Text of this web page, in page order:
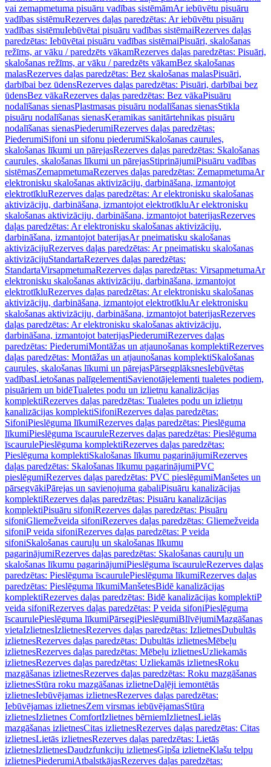
vai zemapmetuma pisuāru vadības sistēmāmAr iebūvētu pisuāru
vadības sistēmuRezerves daļas paredzētas: Ar iebūvētu pisuāru
vadības sistēmuIebūvētai pisuāru vadības sistēmaiRezerves daļas
paredzētas: Iebūvētai pisuāru vadības sistēmaiPisuāri, skalošanas
režīms, ar vāku / paredzēts vākamRezerves daļas paredzētas: Pisuāri,
skalošanas režīms, ar vāku / paredzēts vākamBez skalošanas
malasRezerves daļas paredzētas: Bez skalošanas malasPisuāri,
darbībai bez ūdensRezerves daļas paredzētas: Pisuāri, darbībai bez
ūdensBez vākaRezerves daļas paredzētas: Bez vākaPisuāru
nodalīšanas sienasPlastmasas pisuāru nodalīšanas sienasStikla
pisuāru nodalīšanas sienasKeramikas sanitārtehnikas pisuāru
nodalīšanas sienasPiederumiRezerves daļas paredzētas:
PiederumiSifoni un sifonu piederumiSkalošanas caurules,
skalošanas līkumi un pārejasRezerves daļas paredzētas: Skalošanas
caurules, skalošanas līkumi un pārejasStiprinājumiPisuāru vadības
sistēmasZemapmetumaRezerves daļas paredzētas: ZemapmetumaAr
elektronisku skalošanas aktivizāciju, darbināšana, izmantojot
elektrotīkluRezerves daļas paredzētas: Ar elektronisku skalošanas
aktivizāciju, darbināšana, izmantojot elektrotīkluAr elektronisku
skalošanas aktivizāciju, darbināšana, izmantojot baterijasRezerves
daļas paredzētas: Ar elektronisku skalošanas aktivizāciju,
darbināšana, izmantojot baterijasAr pneimatisku skalošanas
aktivizācijuRezerves daļas paredzētas: Ar pneimatisku skalošanas
aktivizācijuStandartaRezerves daļas paredzētas:
StandartaVirsapmetumaRezerves daļas paredzētas: VirsapmetumaAr
elektronisku skalošanas aktivizāciju, darbināšana, izmantojot
elektrotīkluRezerves daļas paredzētas: Ar elektronisku skalošanas
aktivizāciju, darbināšana, izmantojot elektrotīkluAr elektronisku
skalošanas aktivizāciju, darbināšana, izmantojot baterijasRezerves
daļas paredzētas: Ar elektronisku skalošanas aktivizāciju,
darbināšana, izmantojot baterijasPiederumiRezerves daļas
paredzētas: PiederumiMontāžas un atjaunošanas komplektiRezerves
daļas paredzētas: Montāžas un atjaunošanas komplektiSkalošanas
caurules, skalošanas līkumi un pārejasPārsegplāksnesIebūvētas
vadībasLietošanas palīgelementiSavienotājelementi tualetes podiem,
pisuāriem un bidēTualetes podu un izlietņu kanalizācijas
komplektiRezerves daļas paredzētas: Tualetes podu un izlietņu
kanalizācijas komplektiSifoniRezerves daļas paredzētas:
SifoniPieslēguma līkumiRezerves daļas paredzētas: Pieslēguma
līkumiPieslēguma īscauruleRezerves daļas paredzētas: Pieslēguma
īscaurulePieslēguma komplektiRezerves daļas paredzētas:
Pieslēguma komplektiSkalošanas līkumu pagarinājumiRezerves
daļas paredzētas: Skalošanas līkumu pagarinājumiPVC
pieslēgumiRezerves daļas paredzētas: PVC pieslēgumiManšetes un
pārsegvākiPārejas un savienojuma gabaliPisuāru kanalizācijas
komplektiRezerves daļas paredzētas: Pisuāru kanalizācijas
komplektiPisuāru sifoniRezerves daļas paredzētas: Pisuāru
sifoniGliemežveida sifoniRezerves daļas paredzētas: Gliemežveida
sifoniP veida sifoniRezerves daļas paredzētas: P veida
sifoniSkalošanas cauruļu un skalošanas līkumu
pagarinājumiRezerves daļas paredzētas: Skalošanas cauruļu un
skalošanas līkumu pagarinājumiPieslēguma īscauruleRezerves daļas
paredzētas: Pieslēguma īscaurulePieslēguma līkumiRezerves daļas
paredzētas: Pieslēguma līkumiManšetesBidē kanalizācijas
komplektiRezerves daļas paredzētas: Bidē kanalizācijas komplektiP
veida sifoniRezerves daļas paredzētas: P veida sifoniPieslēguma
īscaurulePieslēguma līkumiPārsegiPieslēgumiBlīvējumiMazgāšanas
vietaIzlietnesIzlietnesRezerves daļas paredzētas: IzlietnesDubultās
izlietnesRezerves daļas paredzētas: Dubultās izlietnesMēbeļu
izlietnesRezerves daļas paredzētas: Mēbeļu izlietnesUzliekamās
izlietnesRezerves daļas paredzētas: Uzliekamās izlietnesRoku
mazgāšanas izlietnesRezerves daļas paredzētas: Roku mazgāšanas
izlietnesStūra roku mazgāšanas izlietneDaļēji iemontētās
izlietnesIebūvējamas izlietnesRezerves daļas paredzētas:
Iebūvējamas izlietnesZem virsmas iebūvējamasStūra
izlietnesIzlietnes ComfortIzlietnes bērniemIzlietnesLielās
mazgāšanas izlietnesCitas izlietnesRezerves daļas paredzētas: Citas
izlietnesLietās izlietnesRezerves daļas paredzētas: Lietās
izlietnesIzlietnesDaudzfunkciju izlietnesĢipša izlietneKlašu telpu
izlietnesPiederumiAtbalstkājasRezerves daļas paredzētas: